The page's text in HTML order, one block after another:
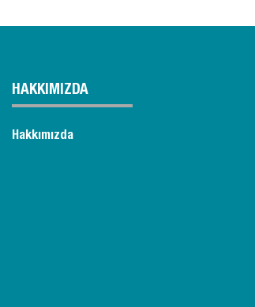
HAKKIMIZDA
Hakkımızda